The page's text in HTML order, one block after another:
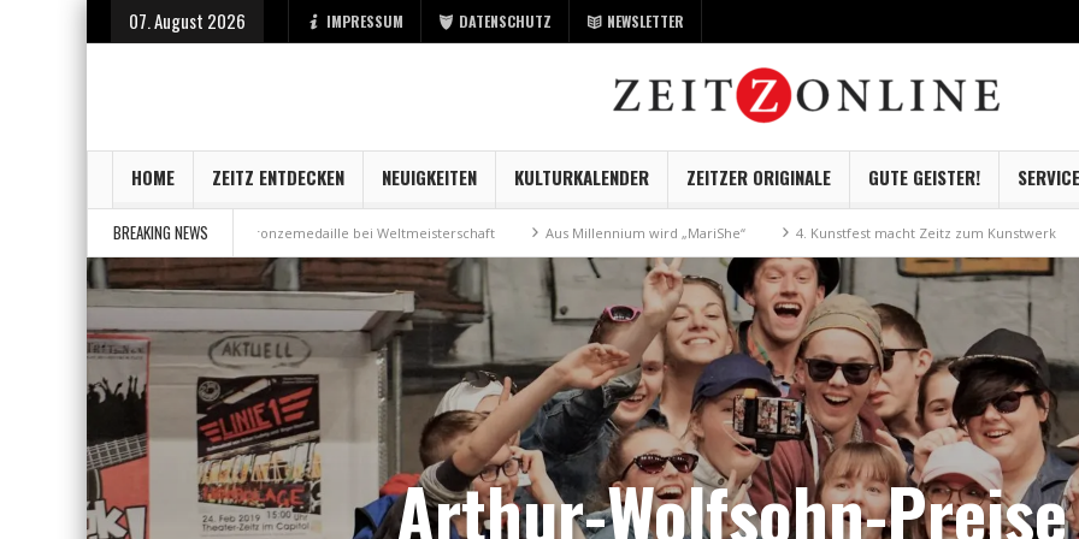
07. August 2026 IMPRESSUM DATENSCHUTZ NEWSLETTER
HOME ZEITZ ENTDECKEN NEUIGKEITEN KULTURKALENDER ZEITZER ORIGINALE GUTE GEISTER! SERVICE
BREAKING NEWS
der Stadt Zeitz Bronzemedaille bei Weltmeisterschaft Aus Millennium wird „MariShe“ 4. Kunstfest macht Zeitz zum Kunstwerk
Arthur-Wolfsohn-